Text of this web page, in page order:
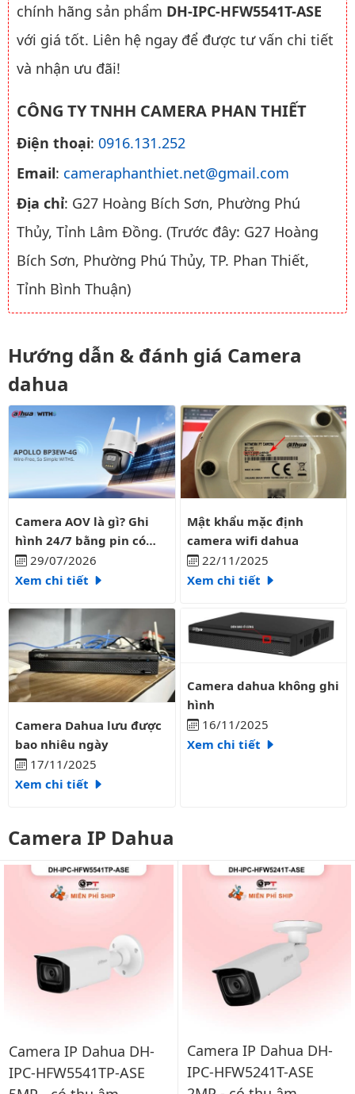
chính hãng sản phẩm DH-IPC-HFW5541T-ASE
với giá tốt. Liên hệ ngay để được tư vấn chi tiết
và nhận ưu đãi!
CÔNG TY TNHH CAMERA PHAN THIẾT
Điện thoại: 0916.131.252
Email: cameraphanthiet.net@gmail.com
Địa chỉ: G27 Hoàng Bích Sơn, Phường Phú
Thủy, Tỉnh Lâm Đồng. (Trước đây: G27 Hoàng
Bích Sơn, Phường Phú Thủy, TP. Phan Thiết,
Tỉnh Bình Thuận)
Hướng dẫn & đánh giá Camera
dahua
Camera AOV là gì? Ghi hình 24/7 bằng pin có liên tục?
Camera AOV là gì? Ghi
hình 24/7 bằng pin có
liên tục?
29/07/2026
Xem chi tiết
Mật khẩu mặc định camera
Mật khẩu mặc định
camera wifi dahua
22/11/2025
Xem chi tiết
Camera Dahua lưu được bao nhiêu ngày
Camera Dahua lưu được
bao nhiêu ngày
17/11/2025
Xem chi tiết
Camera dahua không ghi hình
Camera dahua không ghi
hình
16/11/2025
Xem chi tiết
Camera IP Dahua
Camera IP Dahua DH-
IPC-HFW5541TP-ASE
Camera IP Dahua DH-
IPC-HFW5241T-ASE